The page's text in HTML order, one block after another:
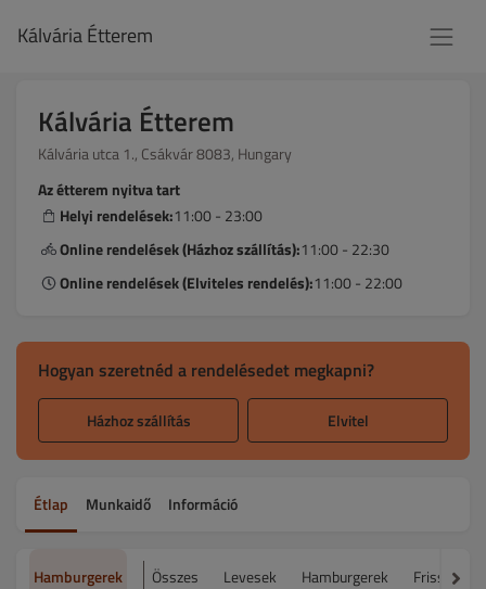
Kálvária Étterem
Kálvária Étterem
Kálvária utca 1., Csákvár 8083, Hungary
Az étterem nyitva tart
Helyi rendelések:11:00 - 23:00
Online rendelések (Házhoz szállítás):11:00 - 22:30
Online rendelések (Elviteles rendelés):11:00 - 22:00
Hogyan szeretnéd a rendelésedet megkapni?
Házhoz szállítás Elvitel
Étlap Munkaidő Információ
Hamburgerek Összes Levesek Hamburgerek